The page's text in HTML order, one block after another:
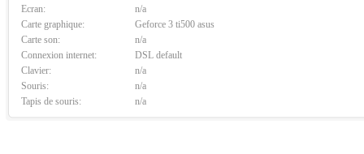
Ecran:
n/a
Carte graphique:
Geforce 3 ti500 asus
Carte son:
n/a
Connexion internet:
DSL default
Clavier:
n/a
Souris:
n/a
Tapis de souris:
n/a